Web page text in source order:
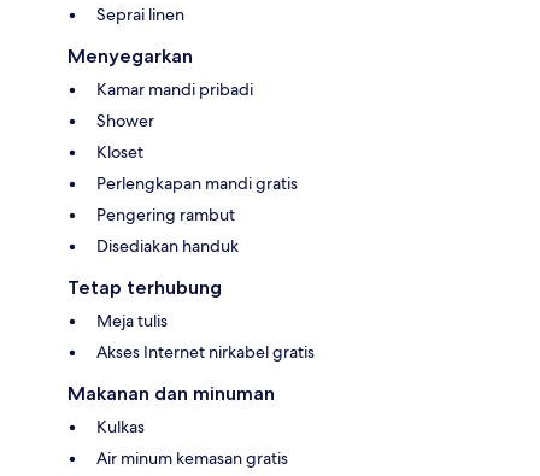
Seprai linen
Menyegarkan
Kamar mandi pribadi
Shower
Kloset
Perlengkapan mandi gratis
Pengering rambut
Disediakan handuk
Tetap terhubung
Meja tulis
Akses Internet nirkabel gratis
Makanan dan minuman
Kulkas
Air minum kemasan gratis